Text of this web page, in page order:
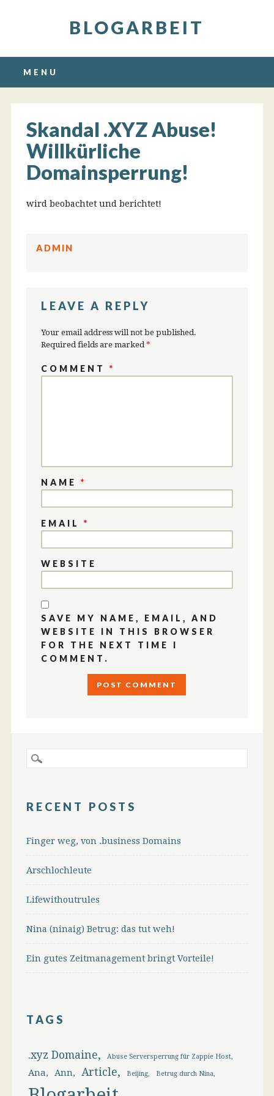
BLOGARBEIT
Main menu
MENU
Skandal .XYZ Abuse!
Willkürliche
Domainsperrung!
wird beobachtet und berichtet!
ADMIN
LEAVE A REPLY
Your email address will not be published.
Required fields are marked*
COMMENT*
NAME*
EMAIL*
WEBSITE
SAVE MY NAME, EMAIL, AND
WEBSITE IN THIS BROWSER
FOR THE NEXT TIME I
COMMENT.
RECENT POSTS
Finger weg, von .business Domains
Arschlochleute
Lifewithoutrules
Nina (ninaig) Betrug: das tut weh!
Ein gutes Zeitmanagement bringt Vorteile!
TAGS
.xyz Domaine Abuse Serversperrung für Zappie Host
Ana Ann Article Beijing Betrug durch Nina